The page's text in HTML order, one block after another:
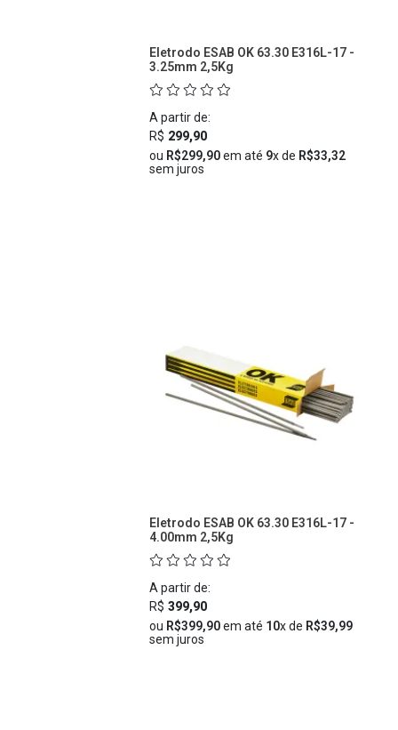
Eletrodo ESAB OK 63.30 E316L-17 -
3.25mm 2,5Kg
A partir de:
R$ 299,90
ou R$299,90em até 9x de R$33,32
sem juros
Eletrodo ESAB OK 63.30 E316L-17 -
4.00mm 2,5Kg
A partir de:
R$ 399,90
ou R$399,90em até 10x de R$39,99
sem juros